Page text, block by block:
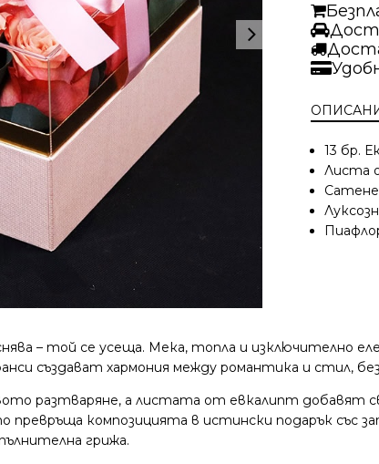
любов
13 бр.
Листа
– той се усеща. Мека, топла и изключително
създават хармония между романтика и стил,
разтваряне, а листата от евкалипт добавят
превръща композицията в истински подарък със
грижа.